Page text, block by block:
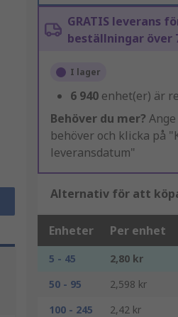
GRATIS leverans
beställningar över
I lager
6 940 enhet(er) är
Behöver du mer?
behöver och klicka på
leveransdatum"
Alternativ för att
Enheter Per enhet
5 - 45 2,80 kr
50 - 95
2,598 kr
100 - 245
2,42 kr